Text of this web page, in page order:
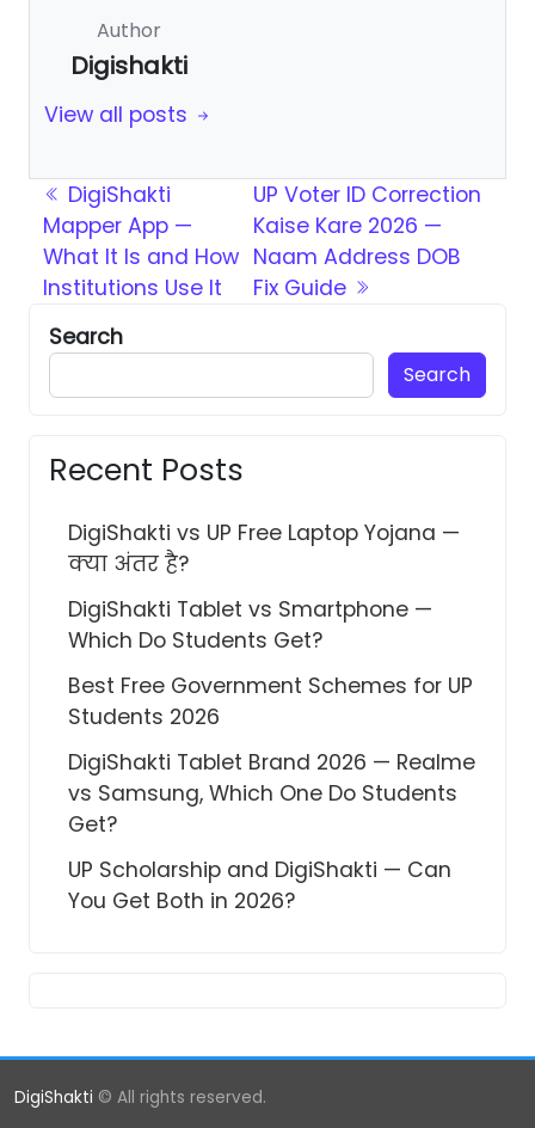
Author
Digishakti
View all posts
Post navigation
DigiShakti
Mapper App —
What It Is and How
Institutions Use It
UP Voter ID Correction
Kaise Kare 2026 —
Naam Address DOB
Fix Guide
Search
Search
Recent Posts
DigiShakti vs UP Free Laptop Yojana —
क्या अंतर है?
DigiShakti Tablet vs Smartphone —
Which Do Students Get?
Best Free Government Schemes for UP
Students 2026
DigiShakti Tablet Brand 2026 — Realme
vs Samsung, Which One Do Students
Get?
UP Scholarship and DigiShakti — Can
You Get Both in 2026?
DigiShakti © All rights reserved.